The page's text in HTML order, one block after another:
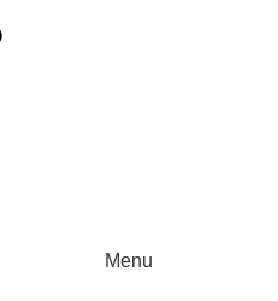
Menu